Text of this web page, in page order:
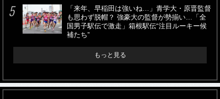
「来年、早稲田は強いね…」青学大・原晋監督
も思わず脱帽？ 強豪大の監督が勢揃い…「全
国男子駅伝で激走」箱根駅伝“注目ルーキー候
補たち”
もっと見る